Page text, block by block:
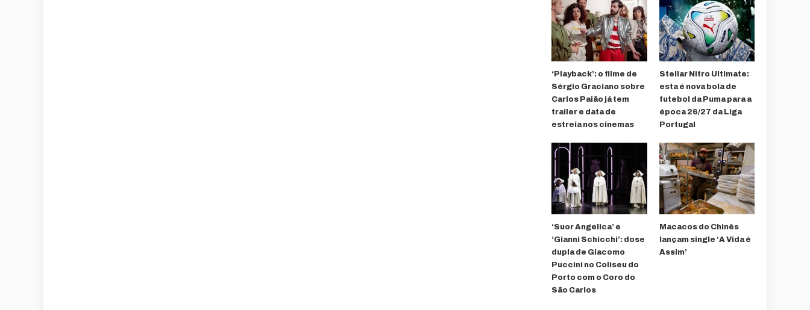
‘Playback’: o filme de
Sérgio Graciano sobre
Carlos Paião já tem
trailer e data de
estreia nos cinemas
Stellar Nitro Ultimate:
esta é nova bola de
futebol da Puma para a
época 26/27 da Liga
Portugal
‘Suor Angelica’ e
‘Gianni Schicchi’: dose
dupla de Giacomo
Puccini no Coliseu do
Porto com o Coro do
São Carlos
Macacos do Chinês
lançam single ‘A Vida é
Assim’